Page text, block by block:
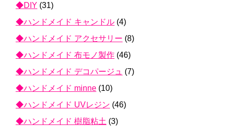
◆DIY (31)
◆ハンドメイド キャンドル (4)
◆ハンドメイド アクセサリー (8)
◆ハンドメイド 布モノ製作 (46)
◆ハンドメイド デコパージュ (7)
◆ハンドメイド minne (10)
◆ハンドメイド UVレジン (46)
◆ハンドメイド 樹脂粘土 (3)